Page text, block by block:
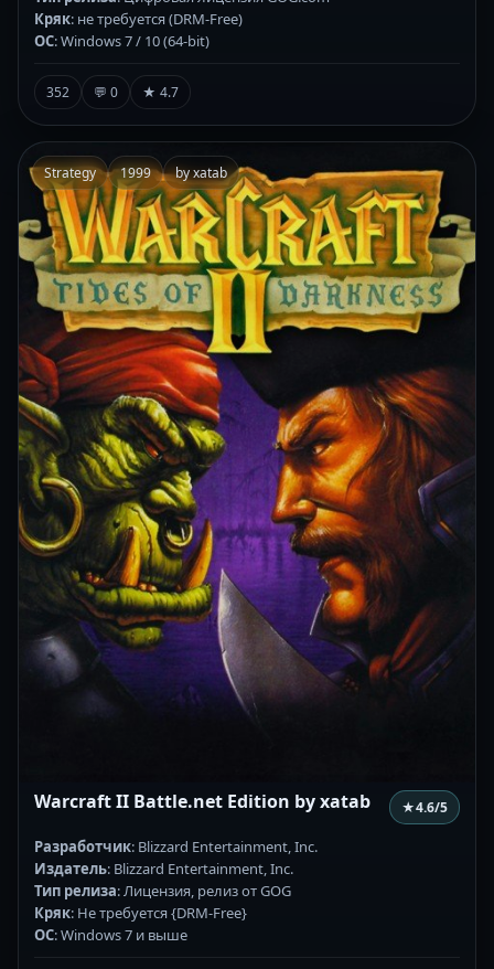
Кряк: не требуется (DRM-Free)
ОС: Windows 7 / 10 (64-bit)
352 💬 0 ★ 4.7
Strategy 1999 by xatab
Warcraft II Battle.net Edition by xatab ★4.6/5
Разработчик: Blizzard Entertainment, Inc.
Издатель: Blizzard Entertainment, Inc.
Тип релиза: Лицензия, релиз от GOG
Кряк: Не требуется {DRM-Free}
ОС: Windows 7 и выше